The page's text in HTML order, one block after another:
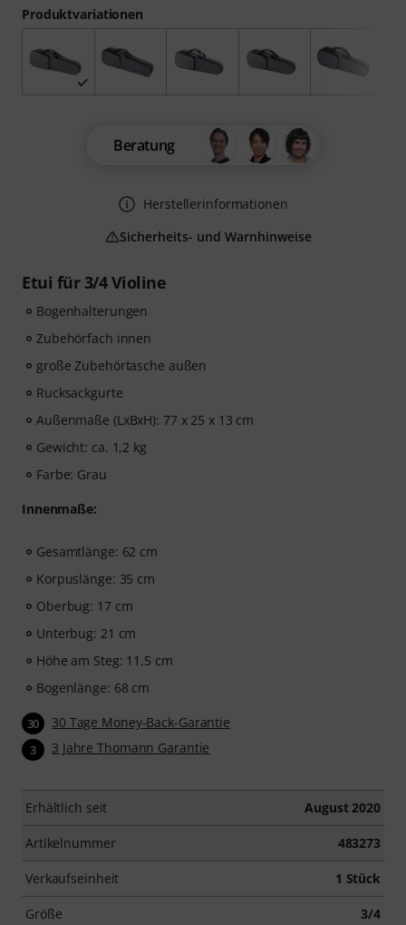
Etui für 3/4 Violine
Bogenhalterungen
Zubehörfach innen
große Zubehörtasche außen
Rucksackgurte
Außenmaße (LxBxH): 77 x 25 x 13 cm
Gewicht: ca. 1,2 kg
Farbe: Grau
Innenmaße:
Gesamtlänge: 62 cm
Korpuslänge: 35 cm
Oberbug: 17 cm
Unterbug: 21 cm
Höhe am Steg: 11,5 cm
Bogenlänge: 68 cm
30 30 Tage Money-Back-Garantie
3 3 Jahre Thomann Garantie
Erhältlich seit August 2020
Artikelnummer 483273
Verkaufseinheit 1 Stück
Größe 3/4
Produktvariationen
Beratung
Herstellerinformationen
Sicherheits- und Warnhinweise